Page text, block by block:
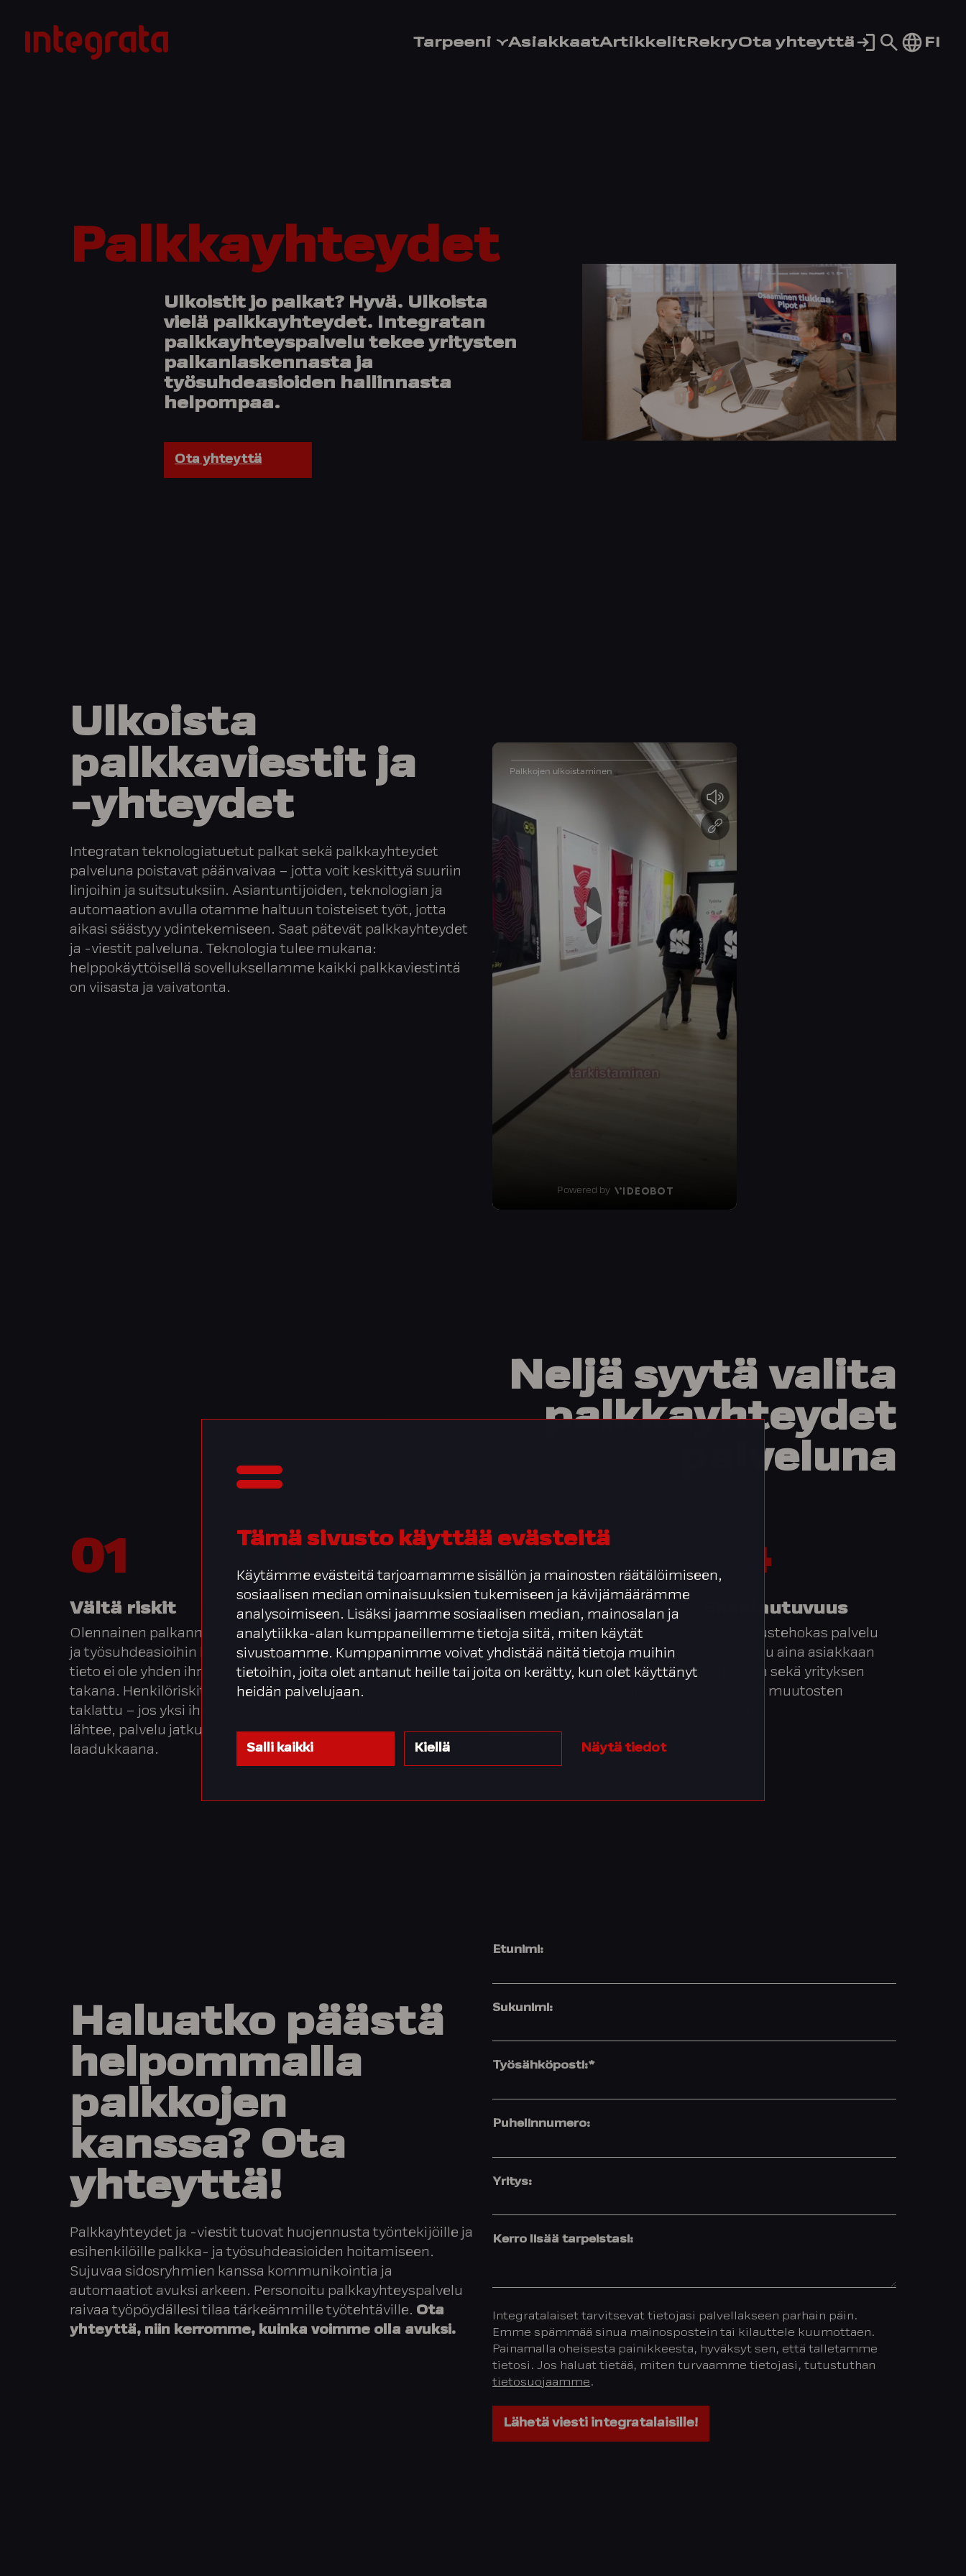
Tämä sivusto käyttää evästeitä
Käytämme evästeitä tarjoamamme sisällön ja mainosten räätälöimiseen,
sosiaalisen median ominaisuuksien tukemiseen ja kävijämäärämme
analysoimiseen. Lisäksi jaamme sosiaalisen median, mainosalan ja
analytiikka-alan kumppaneillemme tietoja siitä, miten käytät
sivustoamme. Kumppanimme voivat yhdistää näitä tietoja muihin
tietoihin, joita olet antanut heille tai joita on kerätty, kun olet käyttänyt
heidän palvelujaan.
Salli kaikki Kiellä Näytä tiedot
sisältöön
Integrata
Tarpeeni AsiakkaatArtikkelitRekryOta yhteyttä
Siirry FI
Palkkayhteydet
Ulkoistit jo palkat? Hyvä. Ulkoista
vielä palkkayhteydet. Integratan
palkkayhteyspalvelu tekee yritysten
palkanlaskennasta ja
työsuhdeasioiden hallinnasta
helpompaa.
Ota yhteyttä
Ulkoista
palkkaviestit ja
-yhteydet
Integratan teknologiatuetut palkat sekä palkkayhteydet
palveluna poistavat päänvaivaa – jotta voit keskittyä suuriin
linjoihin ja suitsutuksiin. Asiantuntijoiden, teknologian ja
automaation avulla otamme haltuun toisteiset työt, jotta
aikasi säästyy ydintekemiseen. Saat pätevät palkkayhteydet
ja -viestit palveluna. Teknologia tulee mukana:
helppokäyttöisellä sovelluksellamme kaikki palkkaviestintä
on viisasta ja vaivatonta.
Neljä syytä valita
palkkayhteydet
palveluna
01
Vältä riskit
Olennainen palkanmaksuun
ja työsuhdeasioihin liittyvä
tieto ei ole yhden ihmisen
takana. Henkilöriskit on
taklattu – jos yksi ihminen
lähtee, palvelu jatkuu yhtä
laadukkaana.​
02
Palvelun jatkuvuus
Integratan
palkkayhteyspalvelu jatkuu
katkeamattomana,
poissaoloista tai loma-
03
Teknologia
tehostaa
Kuormittavan käsityön
karsiminen automaatiota ja
taloudellisia ja inhimillisiä
04
Skaalautuvuus
Kustannustehokas palvelu
mukautuu aina asiakkaan
tarpeiden sekä yrityksen
kasvun ja muutosten
Haluatko päästä
helpommalla
palkkojen
kanssa? Ota
yhteyttä!
Palkkayhteydet ja -viestit tuovat huojennusta työntekijöille ja
esihenkilöille palkka- ja työsuhdeasioiden hoitamiseen.
Sujuvaa sidosryhmien kanssa kommunikointia ja
automaatiot avuksi arkeen. Personoitu palkkayhteyspalvelu
raivaa työpöydällesi tilaa tärkeämmille työtehtäville. Ota
yhteyttä, niin kerromme, kuinka voimme olla avuksi.
Etunimi:
Sukunimi:
Työsähköposti:*
Puhelinnumero:
Yritys:
Kerro lisää tarpeistasi:
Integratalaiset tarvitsevat tietojasi palvellakseen parhain päin.
Emme spämmää sinua mainospostein tai kilauttele kuumottaen.
Painamalla oheisesta painikkeesta, hyväksyt sen, että talletamme
tietosi. Jos haluat tietää, miten turvaamme tietojasi, tutustuthan
tietosuojaamme.